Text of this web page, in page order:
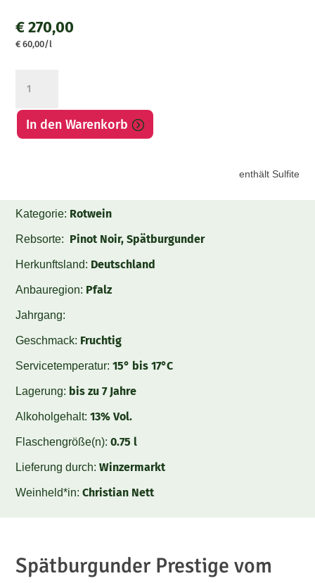
€270,00
€ 60,00/l
Prestige
Paket
Menge
In den Warenkorb
enthält Sulfite
Kategorie: Rotwein
Rebsorte: Pinot Noir, Spätburgunder
Herkunftsland: Deutschland
Anbauregion: Pfalz
Jahrgang:
Geschmack: Fruchtig
Servicetemperatur:15° bis 17°C
Lagerung: bis zu 7 Jahre
Alkoholgehalt:13% Vol.
Flaschengröße(n):0.75 l
Lieferung durch:Winzermarkt
Weinheld*in:Christian Nett
Spätburgunder Prestige vom